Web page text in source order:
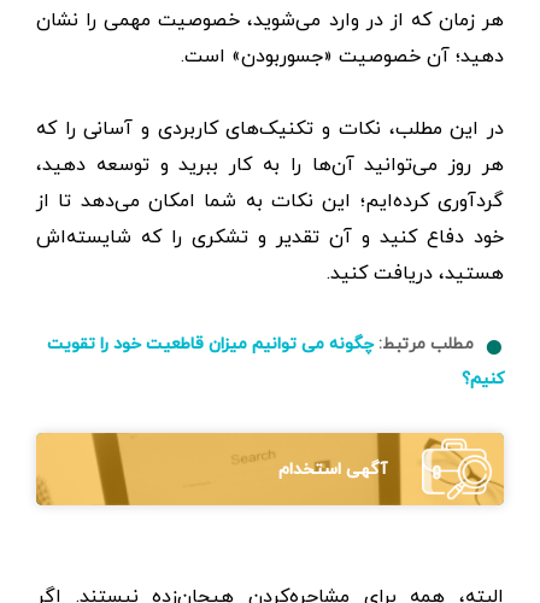
هر زمان که از در وارد می‌شوید، خصوصیت مهمی را نشان
دهید؛ آن خصوصیت «جسوربودن» است.
در این مطلب، نکات و تکنیک‌های کاربردی و آسانی‌ را که
هر روز می‌توانید آن‌ها را به کار ببرید و توسعه دهید،
گردآوری کرده‌ایم؛ این نکات به شما امکان می‌دهد تا از
خود دفاع کنید و آن تقدیر و تشکری را که شایسته‌اش
هستید، دریافت کنید.
مطلب مرتبط:چگونه می توانیم میزان قاطعیت خود را تقویت
کنیم؟
آگهی استخدام
البته، همه برای مشاجره‌کردن هیجان‌زده نیستند. اگر